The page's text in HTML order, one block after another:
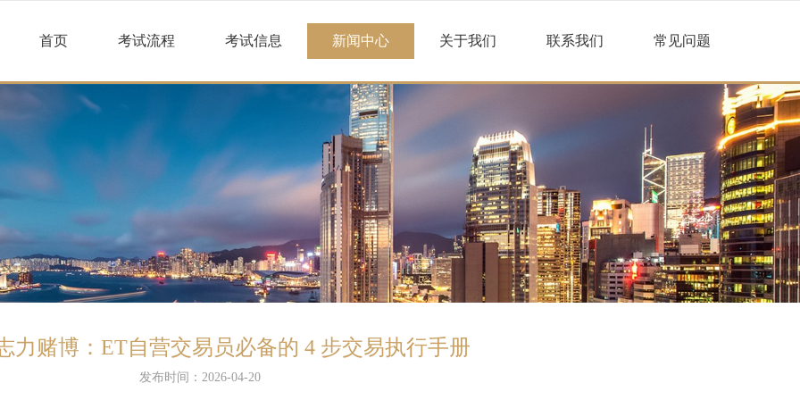
首页 考试流程 考试信息 新闻中心 关于我们 联系我们 常见问题
力赌博：ET自营交易员必备的 4 步交易执行手册
发布时间：2026-04-20